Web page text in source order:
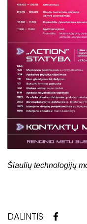
Šiaulių technologijų
DALINTIS: